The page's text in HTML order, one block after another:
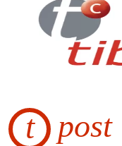
t post